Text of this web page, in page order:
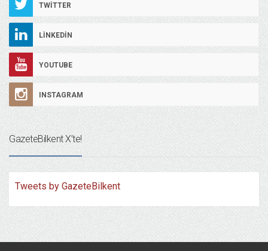
TWITTER
LINKEDIN
YOUTUBE
INSTAGRAM
GazeteBilkent X’te!
Tweets by GazeteBilkent